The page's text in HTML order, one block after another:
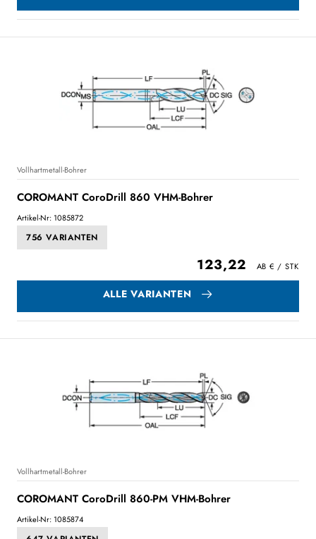
Vollhartmetall-Bohrer
COROMANT CoroDrill 860 VHM-Bohrer
Artikel-Nr: 1085872
756 VARIANTEN
123,22
ALLE VARIANTEN
Vollhartmetall-Bohrer
COROMANT CoroDrill 860-PM VHM-Bohrer
Artikel-Nr: 1085874